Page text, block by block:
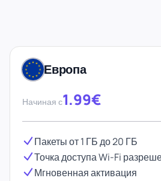
Европа
Начиная с1.99€
Пакеты от 1 ГБ до 20 ГБ
Точка доступа Wi-Fi
Мгновенная активация